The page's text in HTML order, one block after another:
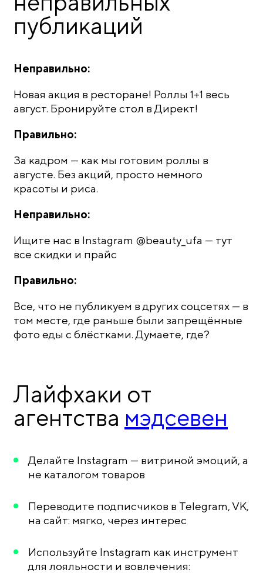
публикаций
Неправильно:
Новая акция в ресторане! Роллы 1+1 весь
август. Бронируйте стол в Директ!
Правильно:
За кадром — как мы готовим роллы в
августе. Без акций, просто немного
красоты и риса.
Неправильно:
Ищите нас в Instagram @beauty_ufa — тут
все скидки и прайс
Правильно:
Все, что не публикуем в других соцсетях — в
том месте, где раньше были запрещённые
фото еды с блёстками. Думаете, где?
Лайфхаки от
агентства мэдсевен
Делайте Instagram — витриной эмоций, а
не каталогом товаров
Переводите подписчиков в Telegram, VK,
на сайт: мягко, через интерес
Используйте Instagram как инструмент
для лояльности и вовлечения: